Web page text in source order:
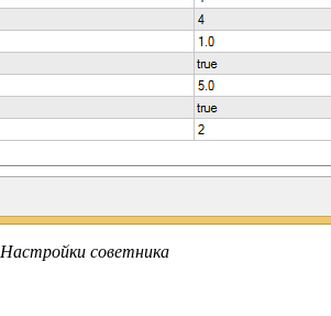
Настройки советника